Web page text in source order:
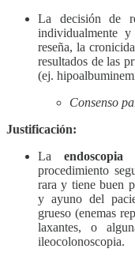
La decisión de
individualmente
reseña, la
resultados de las
(ej.
Consenso
Justificación:
La
procedimiento
rara y tiene buen
y ayuno del
grueso (enemas
laxantes, o
ileocolonoscopia.